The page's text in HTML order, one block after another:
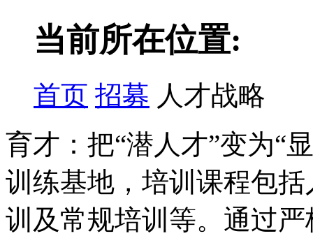
当前所在位置:
首页 招募 人才战略
育才：把“潜人才”变为“
训练基地，培训课程包
训及常规培训等。通过